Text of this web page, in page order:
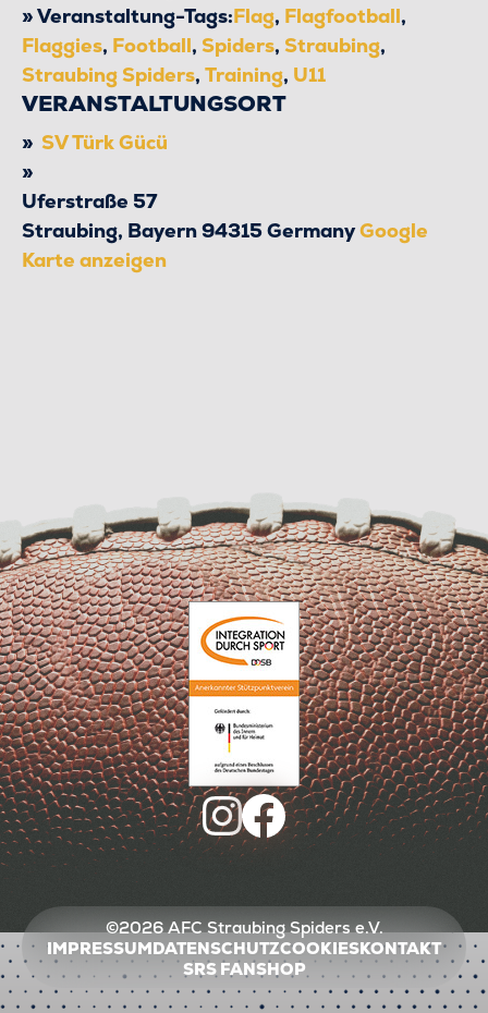
Veranstaltung-Tags:Flag, Flagfootball,
Flaggies, Football, Spiders, Straubing,
Straubing Spiders, Training, U11
VERANSTALTUNGSORT
SV Türk Gücü
Uferstraße 57
Straubing, Bayern94315GermanyGoogle
Karte anzeigen
©2026 AFC Straubing Spiders e.V.
IMPRESSUMDATENSCHUTZCOOKIESKONTAKT
SRS FANSHOP